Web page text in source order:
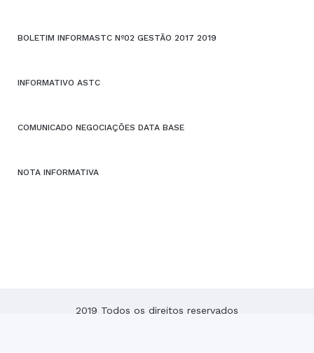
BOLETIM INFORMASTC Nº02 GESTÃO 2017 2019
INFORMATIVO ASTC
COMUNICADO NEGOCIAÇÕES DATA BASE
NOTA INFORMATIVA
2019 Todos os direitos reservados